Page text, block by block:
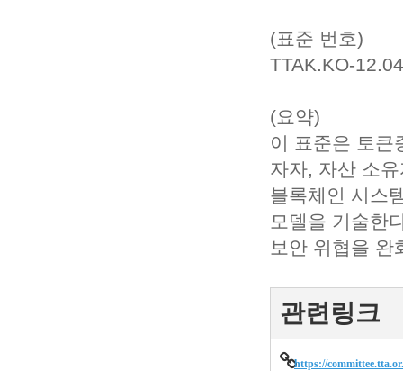
(표준 번호)
TTAK.KO-
(요약)
이 표준은 토큰
자자, 자산 소
블록체인 시스
모델을 기술한
보안 위협을 완
관련링크
https://